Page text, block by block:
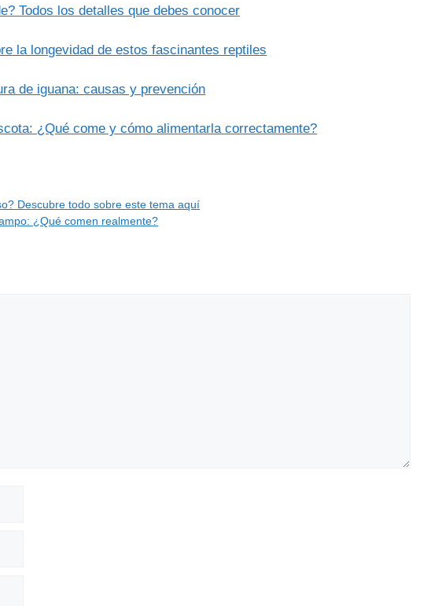
Todos los detalles que debes conocer
la longevidad de estos fascinantes reptiles
de iguana: causas y prevención
¿Qué come y cómo alimentarla correctamente?
Descubre todo sobre este tema aquí
¿Qué comen realmente?